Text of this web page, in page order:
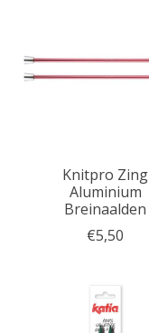
Knitpro Zing
Aluminium
Breinaalden
€5,50